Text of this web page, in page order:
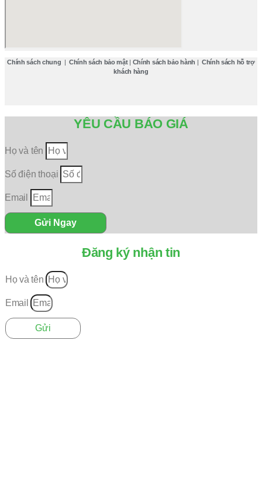
Chính sách chung | Chính sách bảo mật| Chính sách bảo hành | Chính sách hỗ trợ
khách hàng
YÊU CẦU BÁO GIÁ
Họ và tên
Số điện thoại
Email
Gửi Ngay
Đăng ký nhận tin
Họ và tên
Email
Gửi